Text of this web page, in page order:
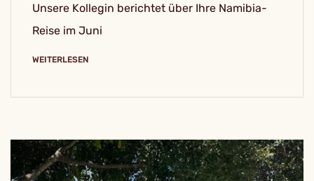
Unsere Kollegin berichtet über Ihre Namibia-
Reise im Juni
WEITERLESEN